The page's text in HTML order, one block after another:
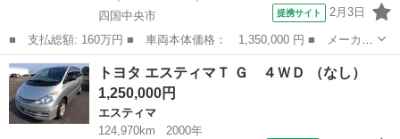
四国中央市
提携サイト 2月3日
■ 支払総額: 160万円 ■ 車両本体価格： 1,350,000 円 ■ メーカー
名： トヨタ ■ 車種名： エスティマＴ ■ グレード名： Ｘ ４
ＷＤ ■ 排気量： 2400cc ■ ドア枚数： 5D ■ ミッション：...
愛媛 四国中央市
トヨタ エスティマＴ Ｇ ４ＷＤ （なし）
1,250,000円
エスティマ
124,970km
2000年